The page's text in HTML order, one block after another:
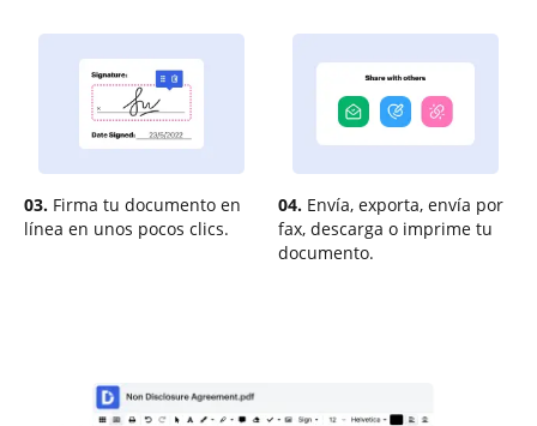
03. Firma tu documento en
línea en unos pocos clics.
04. Envía, exporta, envía por
fax, descarga o imprime tu
documento.